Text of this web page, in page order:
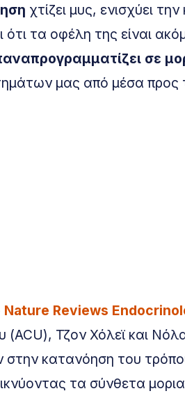
χτίζει μυς, ενισχύει
τα οφέλη της είναι
σε
μας από μέσα προς
Nature Reviews
(ACU), Τζον Χόλεϊ και
κατανόηση του
τα σύνθετα